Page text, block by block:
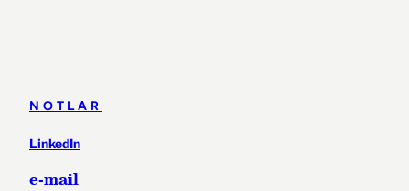
NOTLAR
LinkedIn
e-mail